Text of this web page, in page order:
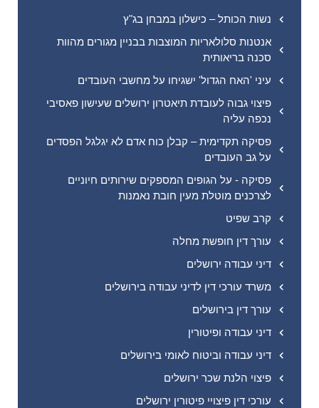
נשות הכותל – כישלון במבחן בג"ץ
אנטנות סלולאריות המוצבות בבניין מגורים מהוות
סכנה בריאותית
עיני 'האח הגדול' ישגיחו על מחשבי העובדים
פיצוי גבוה לעובדת תיאטרון ירושלים שעישון פאסיבי
נכפה עליה
פסיקה תקדימית – קבלן כוח אדם לא יגלגל הפסדים
על גב העובדים
פסיקה - על הגופים המספקים שירותים חיוניים
לצרכנים מוטלת מעין חובת נאמנות
קרב שפיט
עורך דין חופשת מחלה
דיני עבודה ירושלים
משרד עורכי דין לדיני עבודה בירושלים
עורך דין בירושלים
דיני עבודה ופיטורין
דיני עבודה וביטוח לאומי בירושלים
פיצוי הלנת שכר ירושלים
עורכי דין פיצויי פיטורין ירושלים